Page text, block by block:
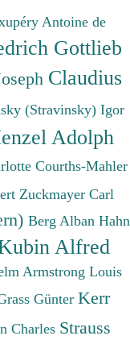
Antoine de
Gottlieb
Claudius
(Stravinsky) Igor
Adolph
Courths-Mahler
Zuckmayer Carl
Berg Alban Hahn
Alfred
Armstrong Louis
Günter Kerr
Charles Strauss